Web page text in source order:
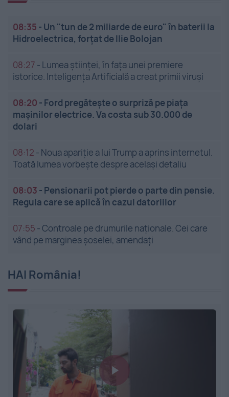
08:35 - Un "tun de 2 miliarde de euro" în baterii la
Hidroelectrica, forțat de Ilie Bolojan
08:27 - Lumea științei, în fața unei premiere
istorice. Inteligența Artificială a creat primii viruși
08:20 - Ford pregătește o surpriză pe piața
mașinilor electrice. Va costa sub 30.000 de
dolari
08:12 - Noua apariție a lui Trump a aprins internetul.
Toată lumea vorbește despre același detaliu
08:03 - Pensionarii pot pierde o parte din pensie.
Regula care se aplică în cazul datoriilor
07:55 -Controale pe drumurile naționale. Cei care
vând pe marginea șoselei, amendați
HAI România!